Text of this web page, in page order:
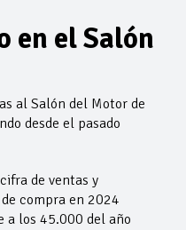
en el Salón
al Salón del Motor de
desde el pasado
de ventas y
compra en 2024
a los 45.000 del año